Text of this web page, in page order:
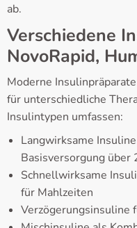
ab.
Verschiedene
NovoRapid,
Moderne
für unterschiedliche
Insulintypen umfassen:
Langwirksame
Basisversorgung über
Schnellwirksame
für Mahlzeiten